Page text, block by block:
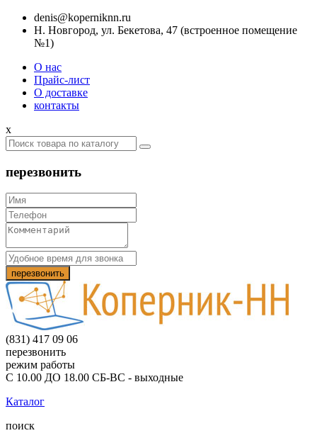
denis@koperniknn.ru
Н. Новгород, ул. Бекетова, 47 (встроенное помещение
№1)
О нас
Прайс-лист
О доставке
контакты
x
перезвонить
(831) 417 09 06
перезвонить
режим работы
С 10.00 ДО 18.00 СБ-ВС - выходные
Каталог
поиск